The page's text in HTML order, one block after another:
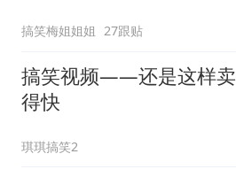
搞笑梅姐姐姐 27跟贴
搞笑视频——还是这样卖
得快
琪琪搞笑2